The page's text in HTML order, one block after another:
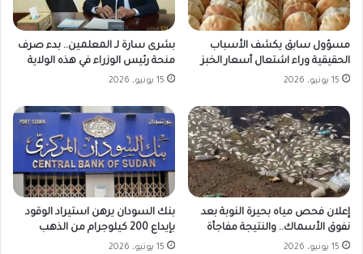
مسؤول سابق يكشف الأسباب
الحقيقية وراء اشتعال أسعار الخبز
15 يونيو، 2026
بشرى سارة لـ المعلمين.. بدء صرف
منحة رئيس الوزراء في هذه الولاية
15 يونيو، 2026
إعلان فحص مياه بحيرة النوبة بعد
نفوق الأسماك.. والنتيجة مفاجأة
15 يونيو، 2026
بنك السودان يرهن استيراد الوقود
بإيداع 200 كيلوجرام من الذهب
15 يونيو، 2026